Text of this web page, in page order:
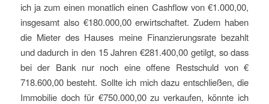
ich ja zum einen monatlich einen Cashflow von €1.000,00,
insgesamt also €180.000,00 erwirtschaftet. Zudem haben
die Mieter des Hauses meine Finanzierungsrate bezahlt
und dadurch in den 15 Jahren €281.400,00 getilgt, so dass
bei der Bank nur noch eine offene Restschuld von €
718.600,00 besteht. Sollte ich mich dazu entschließen, die
Immobilie doch für €750.000,00 zu verkaufen, könnte ich